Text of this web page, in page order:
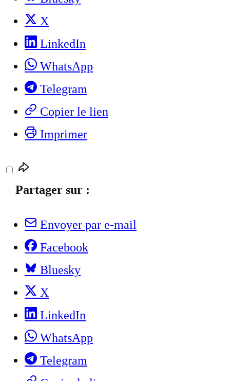
X
LinkedIn
WhatsApp
Telegram
Copier le lien
Imprimer
Partager sur :
Envoyer par e-mail
Facebook
Bluesky
X
LinkedIn
WhatsApp
Telegram